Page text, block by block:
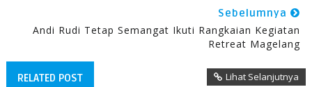
Sebelumnya
Andi Rudi Tetap Semangat Ikuti Rangkaian Kegiatan
Retreat Magelang
RELATED POST Lihat Selanjutnya